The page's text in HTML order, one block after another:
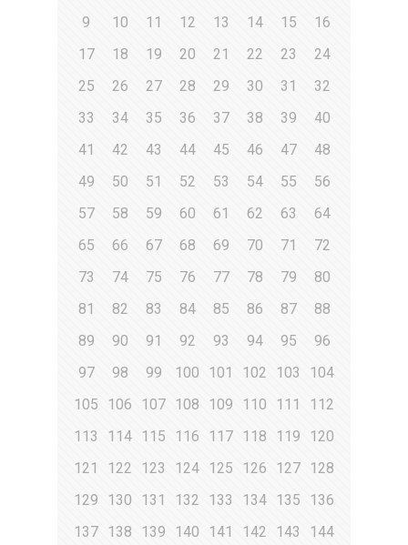
9
10 11 12 13 14 15
16
17
18 19 20 21 22 23
24
25
26 27 28 29 30 31
32
33
34 35 36 37 38 39
40
41
42 43 44 45 46 47
48
49
50 51 52 53 54 55
56
57
58 59 60 61 62 63
64
65
66 67 68 69 70 71
72
73
74 75 76 77 78 79
80
81
82 83 84 85 86 87
88
89
90 91 92 93 94 95
96
97
98 99 100 101 102 103
104
105
106 107 108 109 110 111
112
113
114 115 116 117 118 119
120
121
122 123 124 125 126 127 128
129
130 131 132 133 134 135
136
137 138 139 140 141 142 143
144